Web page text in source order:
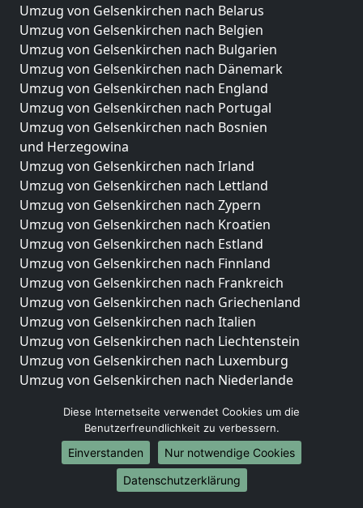
Umzug von Gelsenkirchen nach Belarus
Umzug von Gelsenkirchen nach Belgien
Umzug von Gelsenkirchen nach Bulgarien
Umzug von Gelsenkirchen nach Dänemark
Umzug von Gelsenkirchen nach England
Umzug von Gelsenkirchen nach Portugal
Umzug von Gelsenkirchen nach Bosnien
und Herzegowina
Umzug von Gelsenkirchen nach Irland
Umzug von Gelsenkirchen nach Lettland
Umzug von Gelsenkirchen nach Zypern
Umzug von Gelsenkirchen nach Kroatien
Umzug von Gelsenkirchen nach Estland
Umzug von Gelsenkirchen nach Finnland
Umzug von Gelsenkirchen nach Frankreich
Umzug von Gelsenkirchen nach Griechenland
Umzug von Gelsenkirchen nach Italien
Umzug von Gelsenkirchen nach Liechtenstein
Umzug von Gelsenkirchen nach Luxemburg
Umzug von Gelsenkirchen nach Niederlande
Umzüge-Deutschlandweit
Umzug von Gelsenkirchen nach Berlin
Umzug von Gelsenkirchen nach Hamburg
Umzug von Gelsenkirchen nach München
Diese Internetseite verwendet Cookies um die
Benutzerfreundlichkeit zu verbessern.
Einverstanden
Nur notwendige Cookies
Datenschutzerklärung